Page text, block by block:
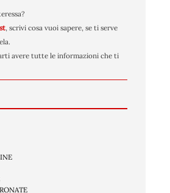
, scrivi cosa vuoi sapere, se ti serve
avere tutte le informazioni che ti